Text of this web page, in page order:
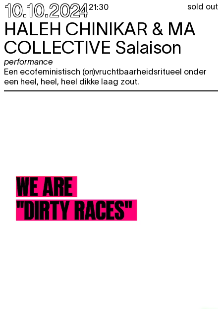
10.10.202421:30 sold out
HALEH CHINIKAR & MA
COLLECTIVE Salaison
performance
Een ecofeministisch (on)vruchtbaarheidsritueel onder
een heel, heel, heel dikke laag zout.